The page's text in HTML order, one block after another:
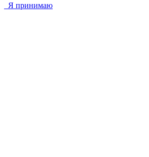
Я принимаю